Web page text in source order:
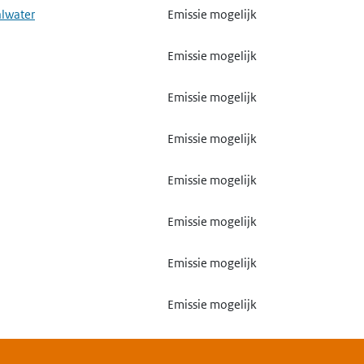
Emissie mogelijk
Emissie mogelijk
Emissie mogelijk
Emissie mogelijk
Emissie mogelijk
Emissie mogelijk
Emissie mogelijk
Emissie mogelijk